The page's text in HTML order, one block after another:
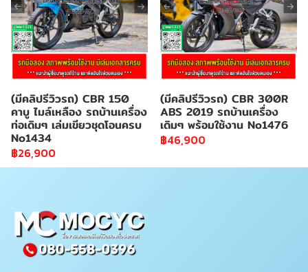
(มีคลิปรีวิวรถ) CBR 150
คาบู ไมล์เหลือง รถบ้านเครื่อง
ท่อเดิมๆ เล่มเขียวชุดโอนครบ
No1434
฿26,900
(มีคลิปรีวิวรถ) CBR 300R
ABS 2019 รถบ้านเครื่อง
เดิมๆ พร้อมใช้งาน No1476
฿46,900